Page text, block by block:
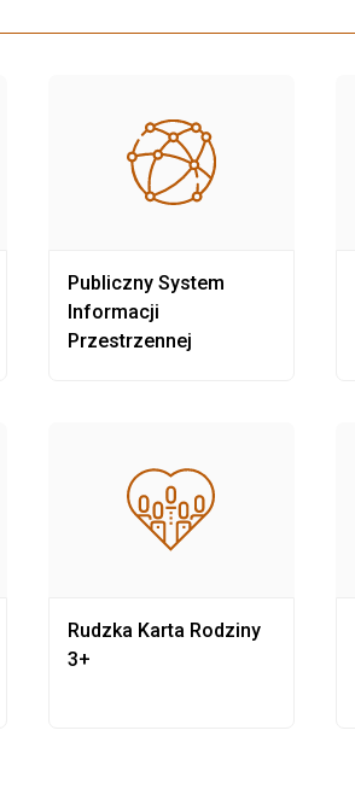
Publiczny System
Informacji
Przestrzennej
Rudzka Karta Rodziny
3+